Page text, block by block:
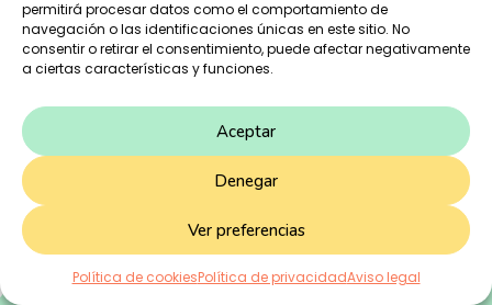
permitirá procesar datos como el comportamiento de
navegación o las identificaciones únicas en este sitio. No
consentir o retirar el consentimiento, puede afectar negativamente
a ciertas características y funciones.
Aceptar
Denegar
Ver preferencias
Política de cookiesPolítica de privacidadAviso legal